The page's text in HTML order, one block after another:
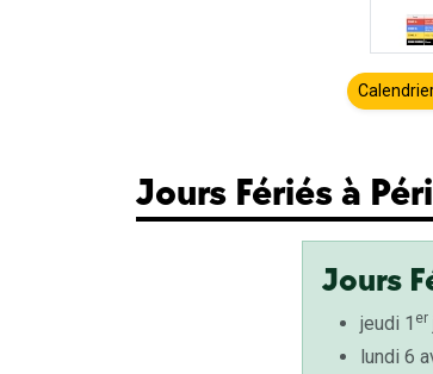
Jours Fériés à
Jours
jeudi 1 er
lundi 6